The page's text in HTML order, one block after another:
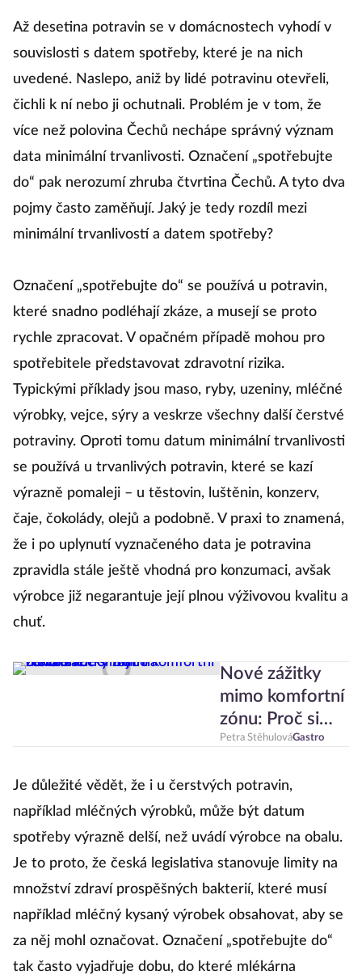
Až desetina potravin se v domácnostech vyhodí v
souvislosti s datem spotřeby, které je na nich
uvedené. Naslepo, aniž by lidé potravinu otevřeli,
čichli k ní nebo ji ochutnali. Problém je v tom, že
více než polovina Čechů nechápe správný význam
data minimální trvanlivosti. Označení „spotřebujte
do“ pak nerozumí zhruba čtvrtina Čechů. A tyto dva
pojmy často zaměňují. Jaký je tedy rozdíl mezi
minimální trvanlivostí a datem spotřeby?
Označení „spotřebujte do“ se používá u potravin,
které snadno podléhají zkáze, a musejí se proto
rychle zpracovat. V opačném případě mohou pro
spotřebitele představovat zdravotní rizika.
Typickými příklady jsou maso, ryby, uzeniny, mléčné
výrobky, vejce, sýry a veskrze všechny další čerstvé
potraviny. Oproti tomu datum minimální trvanlivosti
se používá u trvanlivých potravin, které se kazí
výrazně pomaleji – u těstovin, luštěnin, konzerv,
čaje, čokolády, olejů a podobně. V praxi to znamená,
že i po uplynutí vyznačeného data je potravina
zpravidla stále ještě vhodná pro konzumaci, avšak
výrobce již negarantuje její plnou výživovou kvalitu a
chuť.
Nové zážitky
mimo komfortní
zónu: Proč si
zajít na
místní
restaurace
Petra StěhulováGastro
Je důležité vědět, že i u čerstvých potravin,
například mléčných výrobků, může být datum
spotřeby výrazně delší, než uvádí výrobce na obalu.
Je to proto, že česká legislativa stanovuje limity na
množství zdraví prospěšných bakterií, které musí
například mléčný kysaný výrobek obsahovat, aby se
za něj mohl označovat. Označení „spotřebujte do“
tak často vyjadřuje dobu, do které mlékárna